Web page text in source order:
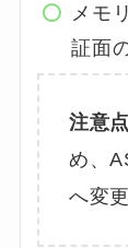
メモ
証面
注意
め、
へ変